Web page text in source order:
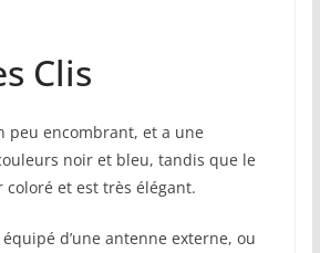
Clis
peu encombrant, et a une
noir et bleu, tandis que le
coloré et est très élégant.
équipé d’une antenne externe, ou